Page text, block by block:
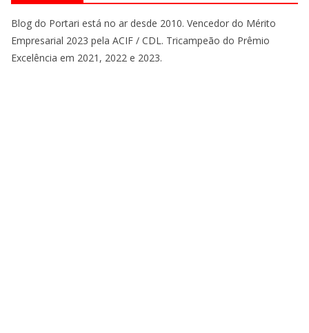
Blog do Portari está no ar desde 2010. Vencedor do Mérito
Empresarial 2023 pela ACIF / CDL. Tricampeão do Prêmio
Excelência em 2021, 2022 e 2023.